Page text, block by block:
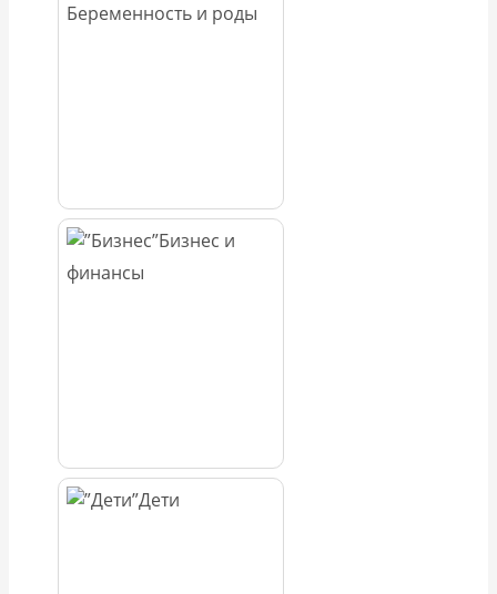
Беременность и роды
Бизнес и
финансы
Дети